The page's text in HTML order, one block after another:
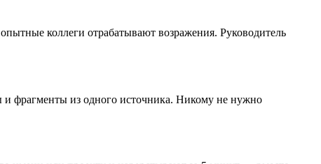
коллеги отрабатывают возражения. Руководитель
фрагменты из одного источника. Никому не нужно